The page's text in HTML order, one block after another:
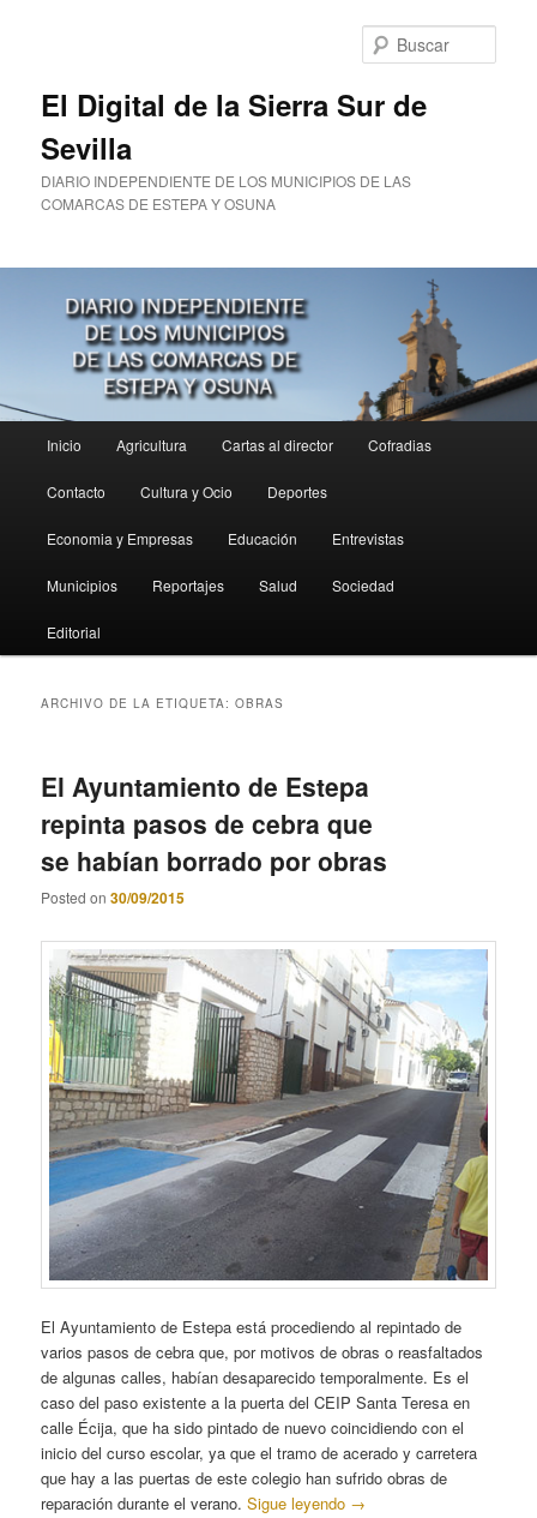
El Digital de la Sierra Sur de
Sevilla
DIARIO INDEPENDIENTE DE LOS MUNICIPIOS DE LAS
COMARCAS DE ESTEPA Y OSUNA
principal
Inicio Agricultura Cartas al director Cofradias
Contacto Cultura y Ocio Deportes
Economia y Empresas Educación Entrevistas
Municipios Reportajes Salud Sociedad
Editorial
ARCHIVO DE LA ETIQUETA:OBRAS
El Ayuntamiento de Estepa
repinta pasos de cebra que
se habían borrado por obras
Posted on30/09/2015
El Ayuntamiento de Estepa está procediendo al repintado de
varios pasos de cebra que, por motivos de obras o reasfaltados
de algunas calles, habían desaparecido temporalmente. Es el
caso del paso existente a la puerta del CEIP Santa Teresa en
calle Écija, que ha sido pintado de nuevo coincidiendo con el
inicio del curso escolar, ya que el tramo de acerado y carretera
que hay a las puertas de este colegio han sufrido obras de
reparación durante el verano.Sigue leyendo →